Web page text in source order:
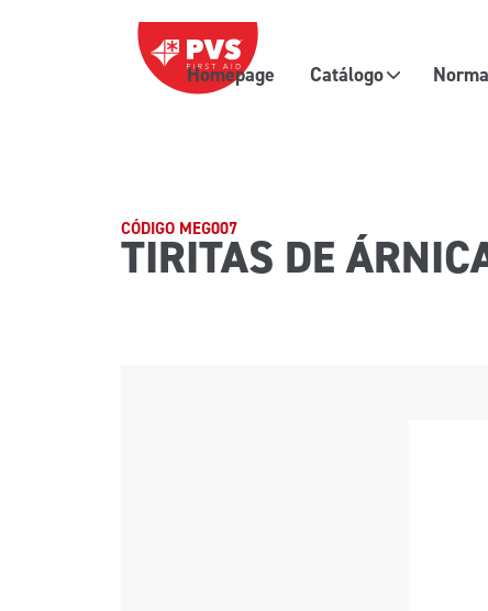
Saltar al contenido
Navegación principal
Homepage Catálogo
CÓDIGO MEG007
TIRITAS DE